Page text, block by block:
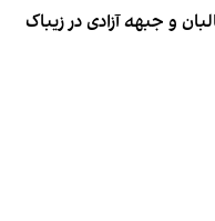
و جبهه آزادی در زیباک